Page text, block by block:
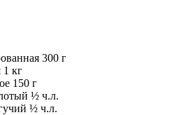
300 г
1 кг
150 г
½ ч.л.
½ ч.л.